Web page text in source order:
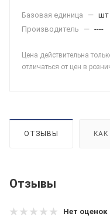
Базовая единица — шт
Производитель
— ----
Цена действительна
отличаться от цен в
ОТЗЫВЫ
Отзывы
Нет оценок